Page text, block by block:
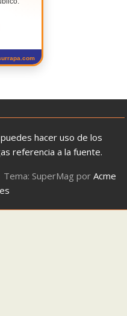
hacer uso de los
referencia a la fuente.
Tema: SuperMag por Acme